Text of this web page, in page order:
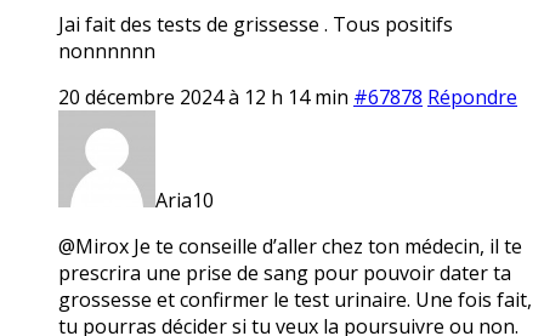
Jai fait des tests de grissesse . Tous positifs
nonnnnnn
20 décembre 2024 à 12 h 14 min #67878 Répondre
Aria10
@Mirox Je te conseille d’aller chez ton médecin, il te
prescrira une prise de sang pour pouvoir dater ta
grossesse et confirmer le test urinaire. Une fois fait,
tu pourras décider si tu veux la poursuivre ou non.